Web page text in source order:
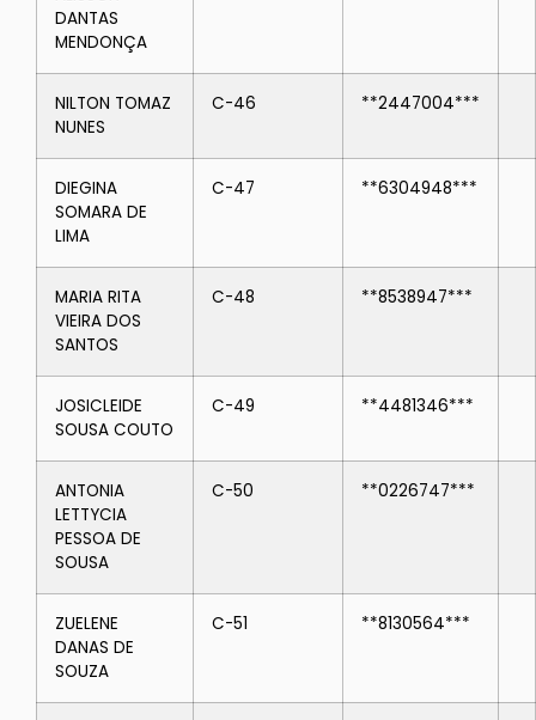
DANTAS
MENDONÇA
NILTON TOMAZ
NUNES
C-46 **2447004***
DIEGINA
SOMARA DE
LIMA
C-47 **6304948***
MARIA RITA
VIEIRA DOS
SANTOS
C-48 **8538947***
JOSICLEIDE
SOUSA COUTO
C-49 **4481346***
ANTONIA
LETTYCIA
PESSOA DE
SOUSA
C-50 **0226747***
ZUELENE
DANAS DE
SOUZA
C-51 **8130564***